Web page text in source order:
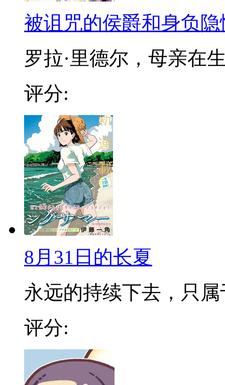
被诅咒的侯爵和身负
罗拉·里德尔，母亲在
评分:
8月31日的长夏
永远的持续下去，只属
评分: